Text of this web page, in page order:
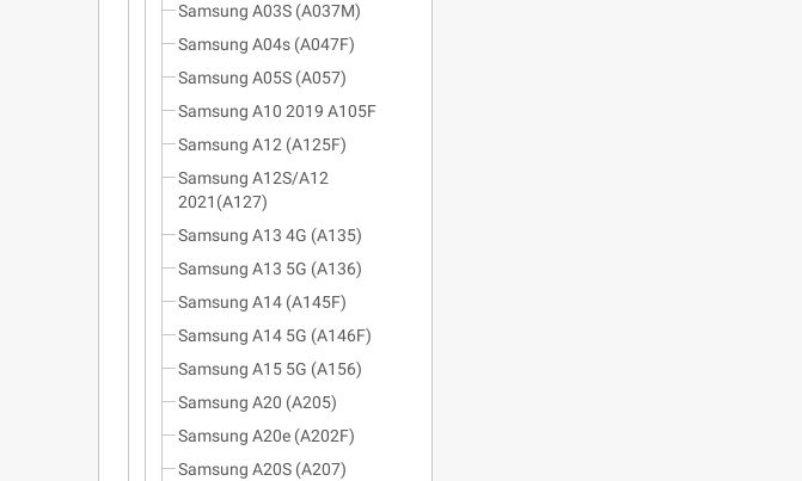
Samsung A03S (A037M)
Samsung A04s (A047F)
Samsung A05S (A057)
Samsung A10 2019 A105F
Samsung A12 (A125F)
Samsung A12S/A12
2021(A127)
Samsung A13 4G (A135)
Samsung A13 5G (A136)
Samsung A14 (A145F)
Samsung A14 5G (A146F)
Samsung A15 5G (A156)
Samsung A20 (A205)
Samsung A20e (A202F)
Samsung A20S (A207)